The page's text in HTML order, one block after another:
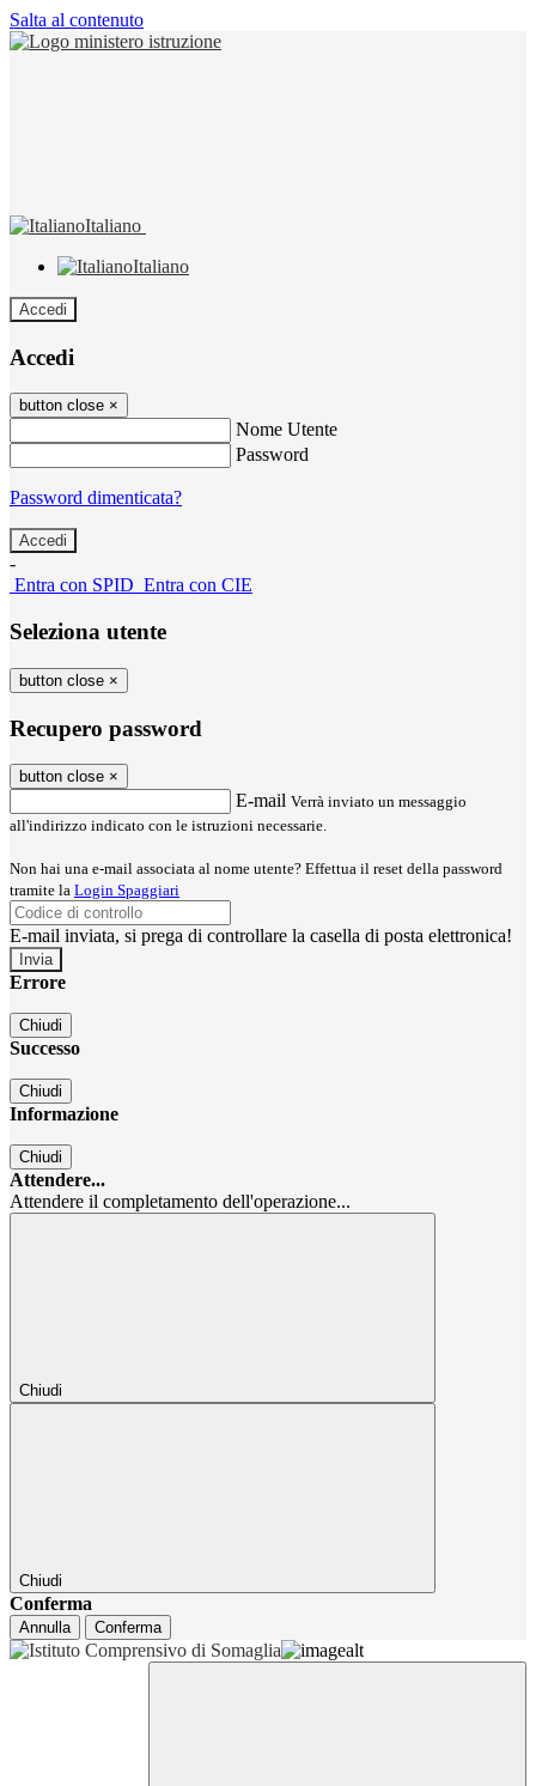
Salta al contenuto
Italiano
Italiano
Accedi
Accedi
button close ×
Nome Utente
Password
Password dimenticata?
-
Entra con SPID Entra con CIE
Seleziona utente
button close ×
Recupero password
button close ×
E-mail Verrà inviato un messaggio
all'indirizzo indicato con le istruzioni necessarie.
Non hai una e-mail associata al nome utente? Effettua il reset della password
tramite la Login Spaggiari
E-mail inviata, si prega di controllare la casella di posta elettronica!
Errore
Chiudi
Successo
Chiudi
Informazione
Chiudi
Attendere...
Attendere il completamento dell'operazione...
Chiudi
Chiudi
Conferma
Annulla Conferma